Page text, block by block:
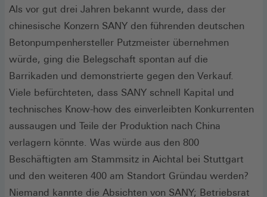
Als vor gut drei Jahren bekannt wurde, dass der
chinesische Konzern SANY den führenden deutschen
Betonpumpenhersteller Putzmeister übernehmen
würde, ging die Belegschaft spontan auf die
Barrikaden und demonstrierte gegen den Verkauf.
Viele befürchteten, dass SANY schnell Kapital und
technisches Know-how des einverleibten Konkurrenten
aussaugen und Teile der Produktion nach China
verlagern könnte. Was würde aus den 800
Beschäftigten am Stammsitz in Aichtal bei Stuttgart
und den weiteren 400 am Standort Gründau werden?
Niemand kannte die Absichten von SANY; Betriebsrat